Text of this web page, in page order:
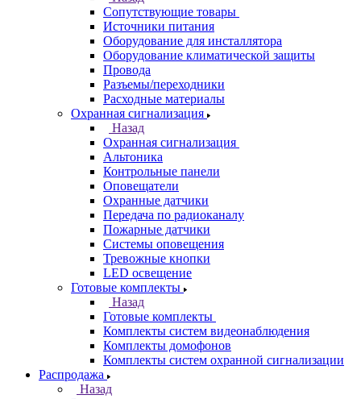
Сопутствующие товары
Источники питания
Оборудование для инсталлятора
Оборудование климатической защиты
Провода
Разъемы/переходники
Расходные материалы
Охранная сигнализация
Назад
Охранная сигнализация
Альтоника
Контрольные панели
Оповещатели
Охранные датчики
Передача по радиоканалу
Пожарные датчики
Системы оповещения
Тревожные кнопки
LED освещение
Готовые комплекты
Назад
Готовые комплекты
Комплекты систем видеонаблюдения
Комплекты домофонов
Комплекты систем охранной сигнализации
Распродажа
Назад